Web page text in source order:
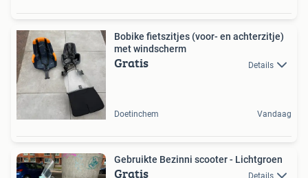
Bobike fietszitjes (voor- en achterzitje)
met windscherm
Gratis Details
Doetinchem Vandaag
Gebruikte Bezinni scooter - Lichtgroen
Gratis Details